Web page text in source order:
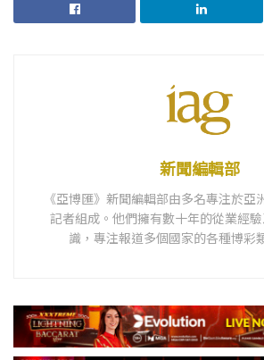
新聞編輯部
《亞博匯》新聞編輯部由多名專注於亞
記者組成。他們擁有數十年的從業經
識，專注報道多個國家的各種博彩